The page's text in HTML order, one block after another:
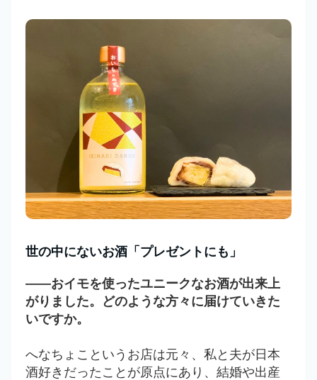
世の中にないお酒「プレゼントにも」
――おイモを使ったユニークなお酒が出来上
がりました。どのような方々に届けていきた
いですか。
へなちょこというお店は元々、私と夫が日本
酒好きだったことが原点にあり、結婚や出産